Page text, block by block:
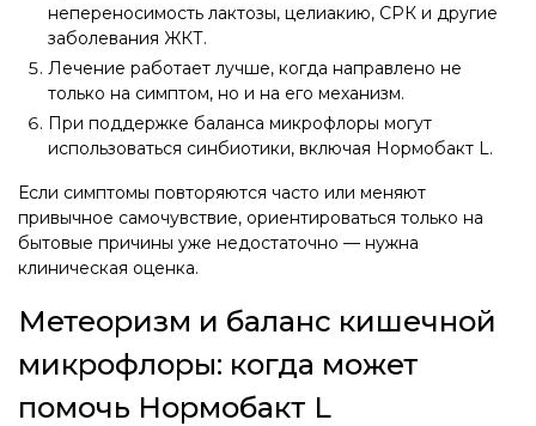
непереносимость лактозы, целиакию, СРК и другие
заболевания ЖКТ.
Лечение работает лучше, когда направлено не
только на симптом, но и на его механизм.
При поддержке баланса микрофлоры могут
использоваться синбиотики, включая Нормобакт L.
Если симптомы повторяются часто или меняют
привычное самочувствие, ориентироваться только на
бытовые причины уже недостаточно — нужна
клиническая оценка.
Метеоризм и баланс кишечной
микрофлоры: когда может
помочь Нормобакт L